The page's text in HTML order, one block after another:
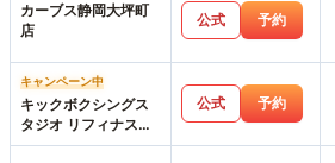
カーブス静岡大坪町
店
公式 予約
キャンペーン中
キックボクシングス
タジオ リフィナス静
岡店
公式 予約